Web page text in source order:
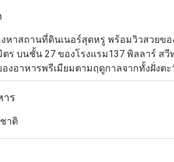
หาสถานที่ดินเนอร์สุดหรู พร้อมวิวสวยข
ร บนชั้น 27 ของโรงแรม137 พิลลาร์ สวี
องอาหารพรีเมียมตามฤดูกาลจากทั้งฝั่ง
สั่งทาปาสมากินเล่น ตามด้วยบุยยาเบสห
ะเนื้อส่วนหัวไหล่ของแกะมาสับและเคี่ยว
าร
าติ